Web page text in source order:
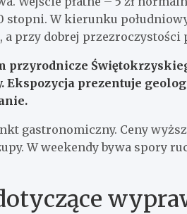
W kierunku
a przy dobrej przezroczystości
przyrodnicze
Ekspozycja prezentuje
gastronomiczny. Ceny
W weekendy bywa spory